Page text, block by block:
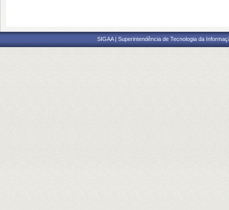
SIGAA | Superintendência de Tecnologia da